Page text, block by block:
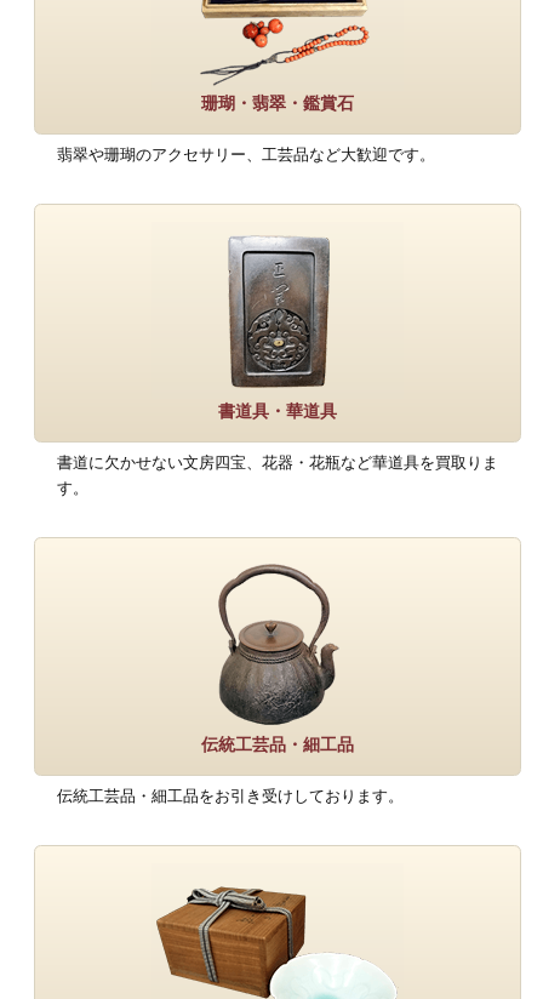
珊瑚・翡翠・鑑賞石
翡翠や珊瑚のアクセサリー、工芸品など大歓迎です。
書道具・華道具
書道に欠かせない文房四宝、花器・花瓶など華道具を買取りま
す。
伝統工芸品・細工品
伝統工芸品・細工品をお引き受けしております。